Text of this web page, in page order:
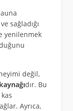
sağladığı
yenilenmek
değil,
dır. Bu
Ayrıca,